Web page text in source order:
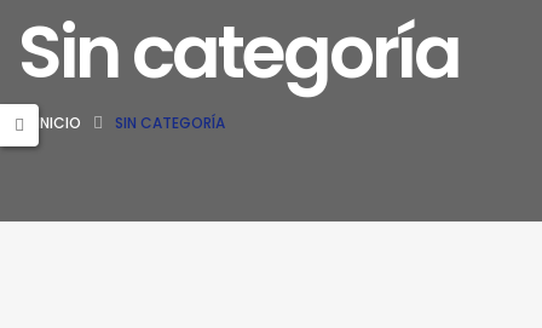
Sin categoría
INICIO SIN CATEGORÍA